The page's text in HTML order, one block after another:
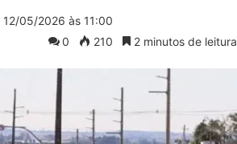
12/05/2026 às 11:00
0
210 2 minutos de leitura